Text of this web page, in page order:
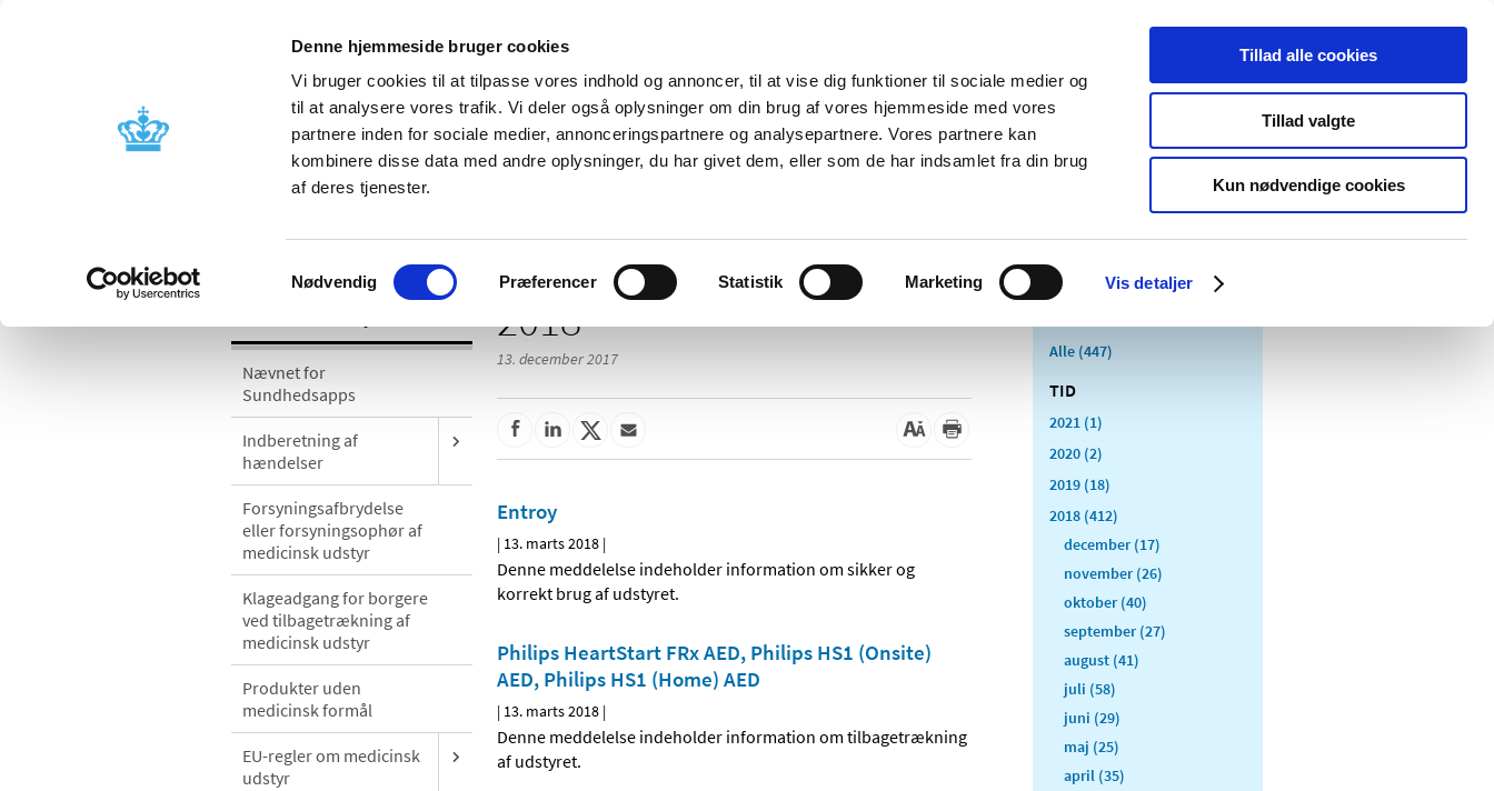
Denne hjemmeside bruger cookies
Vi bruger cookies til at tilpasse vores indhold og annoncer, til at vise dig funktioner til sociale medier og
til at analysere vores trafik. Vi deler også oplysninger om din brug af vores hjemmeside med vores
partnere inden for sociale medier, annonceringspartnere og analysepartnere. Vores partnere kan
kombinere disse data med andre oplysninger, du har givet dem, eller som de har indsamlet fra din brug
af deres tjenester.
Samtykkevalg
Nødvendig Præferencer Statistik Marketing Vis detaljer
Tillad alle cookies
Tillad valgte
Kun nødvendige cookies
Nyheder Om os Kontakt Udgivelser
Godkendelse og
Bivirkninger og
produktinformation
Tilskud og
Apoteker og salg af
Medicinsk
Særlige
produktområder
Nævnet for
Sundhedsapps
Indberetning af
hændelser
Forsyningsafbrydelse
eller forsyningsophør af
medicinsk udstyr
Klageadgang for borgere
ved tilbagetrækning af
medicinsk udstyr
Produkter uden
medicinsk formål
EU-regler om medicinsk
udstyr
2018
13. december 2017
Entroy
| 13. marts 2018 |
Denne meddelelse indeholder information om sikker og
korrekt brug af udstyret.
Philips HeartStart FRx AED, Philips HS1 (Onsite)
AED, Philips HS1 (Home) AED
| 13. marts 2018 |
Denne meddelelse indeholder information om tilbagetrækning
af udstyret.
Alle (447)
TID
2021 (1)
2020 (2)
2019 (18)
2018 (412)
december (17)
november (26)
oktober (40)
september (27)
august (41)
juli (58)
juni (29)
maj (25)
april (35)